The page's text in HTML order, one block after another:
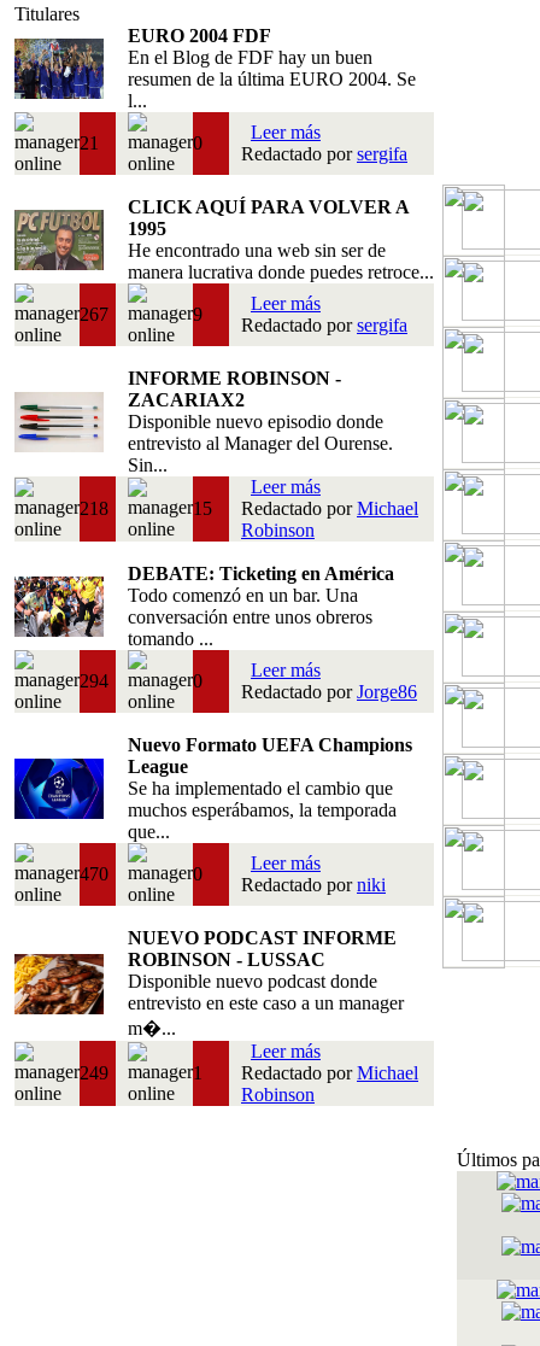
Titulares
EURO 2004 FDF
En el Blog de FDF hay un buen
resumen de la última EURO 2004. Se
l...
21 0
Leer más
Redactado porsergifa
CLICK AQUÍ PARA VOLVER A
1995
He encontrado una web sin ser de
manera lucrativa donde puedes retroce...
267 9
Leer más
Redactado porsergifa
INFORME ROBINSON -
ZACARIAX2
Disponible nuevo episodio donde
entrevisto al Manager del Ourense.
Sin...
218 15
Leer más
Redactado porMichael
Robinson
DEBATE: Ticketing en América
Todo comenzó en un bar. Una
conversación entre unos obreros
tomando ...
294 0
Leer más
Redactado porJorge86
Nuevo Formato UEFA Champions
League
Se ha implementado el cambio que
muchos esperábamos, la temporada
que...
470 0
Leer más
Redactado porniki
NUEVO PODCAST INFORME
ROBINSON - LUSSAC
Disponible nuevo podcast donde
entrevisto en este caso a un manager
m�...
249 1
Leer más
Redactado porMichael
Robinson
Últimos